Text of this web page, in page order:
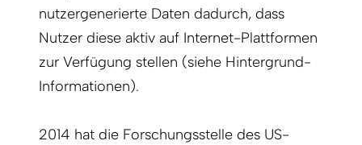
nutzergenerierte Daten dadurch, dass
Nutzer diese aktiv auf Internet-Plattformen
zur Verfügung stellen (siehe Hintergrund-
Informationen).
2014 hat die Forschungsstelle des US-